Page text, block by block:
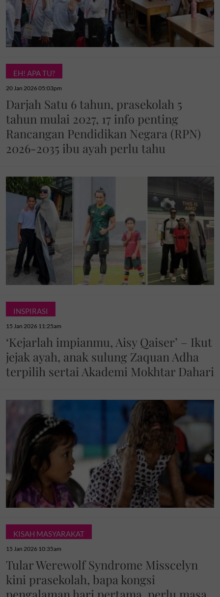
EH! APA TU?
20 Jan 2026 05:03pm
Darjah Satu 6 tahun, prasekolah 5
tahun mulai 2027, 17 info penting
Rancangan Pendidikan Negara (RPN)
2026-2035 ibu ayah perlu tahu
INSPIRASI
15 Jan 2026 11:25am
‘Kejarlah impianmu, Aisy Qaiser’ – Ikut
jejak ayah, anak sulung Zaquan Adha
terpilih sertai Akademi Mokhtar Dahari
KISAH MASYARAKAT
15 Jan 2026 10:35am
Tular Werewolf Syndrome Misscelyn
kini prasekolah, bapa kongsi